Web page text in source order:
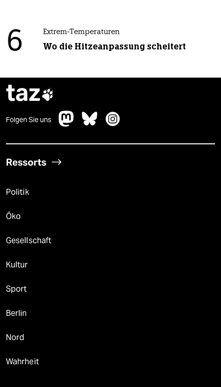
6
Extrem-Temperaturen
Wo die Hitzeanpassung scheitert
taz
Folgen Sie uns
Ressorts
Politik
Öko
Gesellschaft
Kultur
Sport
Berlin
Nord
Wahrheit